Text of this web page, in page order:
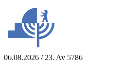
springen
06.08.2026 / 23. Av 5786